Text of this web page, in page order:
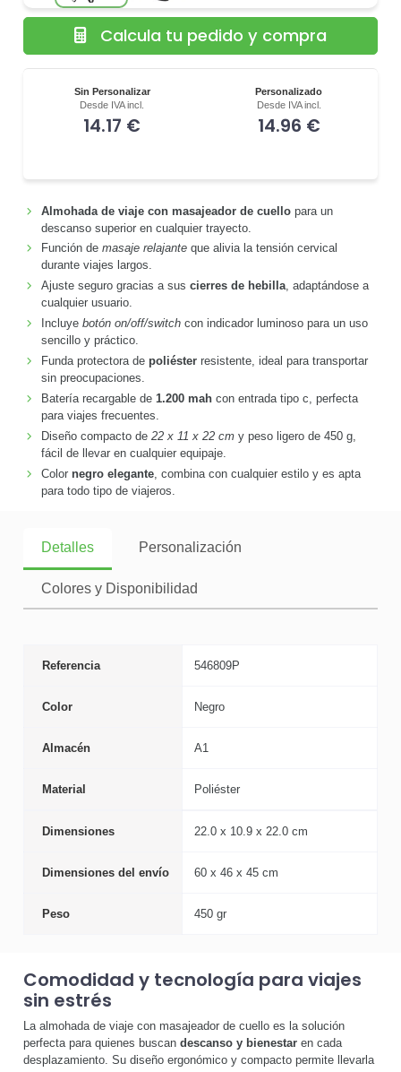
Sin Personalizar
Desde IVA incl.
14.17 €
Personalizado
Desde IVA incl.
14.96 €
Calcula tu pedido y compra
Almohada de viaje con masajeador de cuellopara un
descanso superior en cualquier trayecto.
Función de masaje relajanteque alivia la tensión cervical
durante viajes largos.
Ajuste seguro gracias a sus cierres de hebilla, adaptándose a
cualquier usuario.
Incluye botón on/off/switchcon indicador luminoso para un uso
sencillo y práctico.
Funda protectora de poliésterresistente, ideal para transportar
sin preocupaciones.
Batería recargable de 1.200 mahcon entrada tipo c, perfecta
para viajes frecuentes.
Diseño compacto de 22 x 11 x 22 cmy peso ligero de 450 g,
fácil de llevar en cualquier equipaje.
Color negro elegante, combina con cualquier estilo y es apta
para todo tipo de viajeros.
Detalles Personalización
Colores y Disponibilidad
Referencia 546809P
Color Negro
Almacén A1
Material Poliéster
Dimensiones 22.0 x 10.9 x 22.0 cm
Dimensiones del envío 60 x 46 x 45 cm
Peso 450 gr
Comodidad y tecnología para viajes
sin estrés
La almohada de viaje con masajeador de cuello es la solución
perfecta para quienes buscan descanso y bienestar en cada
desplazamiento. Su diseño ergonómico y compacto permite llevarla